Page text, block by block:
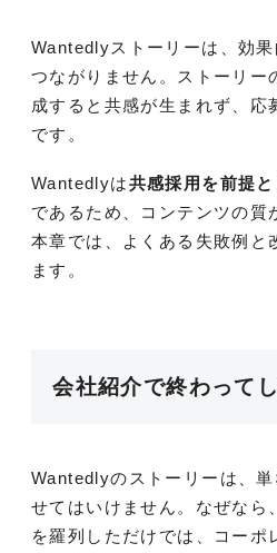
Wantedlyストーリーは、効
つながりません。ストーリー
成すると共感が生まれず、応
です。
Wantedlyは共感採用を前提
であるため、コンテンツの質
本章では、よくある失敗例と
ます。
会社紹介で終わって
Wantedlyのストーリーは、
せてはいけません。なぜなら
を羅列しただけでは、コーポ